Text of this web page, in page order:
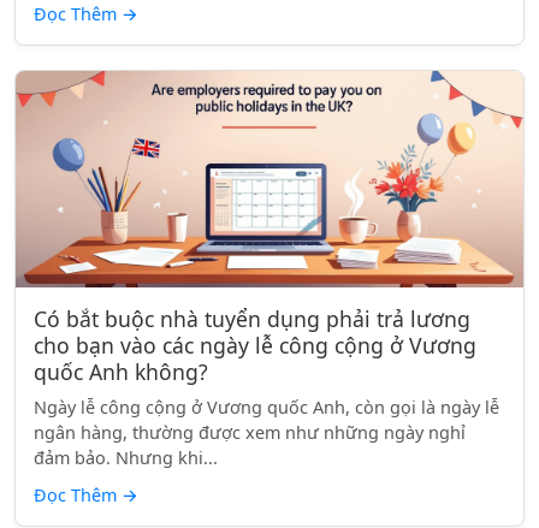
Đọc Thêm →
Có bắt buộc nhà tuyển dụng phải trả lương
cho bạn vào các ngày lễ công cộng ở Vương
quốc Anh không?
Ngày lễ công cộng ở Vương quốc Anh, còn gọi là ngày lễ
ngân hàng, thường được xem như những ngày nghỉ
đảm bảo. Nhưng khi...
Đọc Thêm →